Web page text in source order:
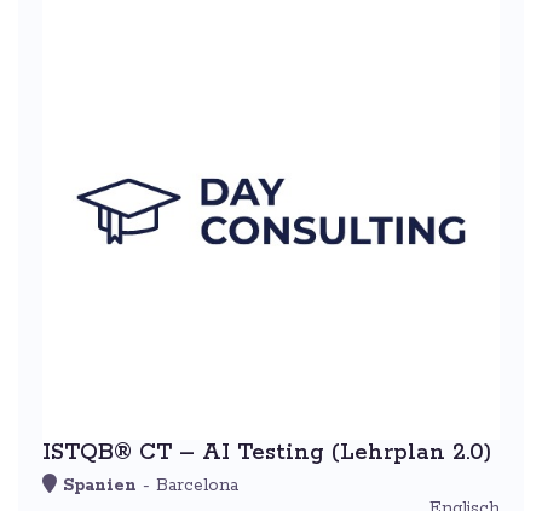
ISTQB® CT – AI Testing (Lehrplan 2.0)
Spanien - Barcelona